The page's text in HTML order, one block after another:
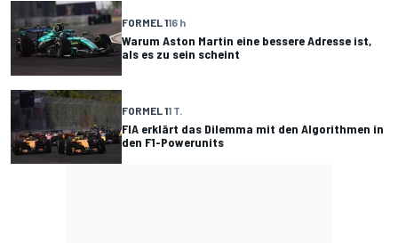
FORMEL 116 h
Warum Aston Martin eine bessere Adresse ist,
als es zu sein scheint
FORMEL 11 T.
FIA erklärt das Dilemma mit den Algorithmen in
den F1-Powerunits